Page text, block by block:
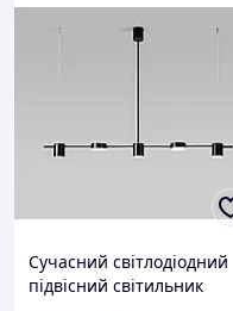
Сучасний світлодіодний
підвісний світильник